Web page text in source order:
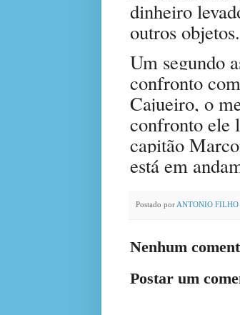
dinheiro
outros objetos.
Um segundo
confronto
Cajueiro, o
confronto ele
capitão
está em
Postado por ANTONIO FILHO
Nenhum
Postar um